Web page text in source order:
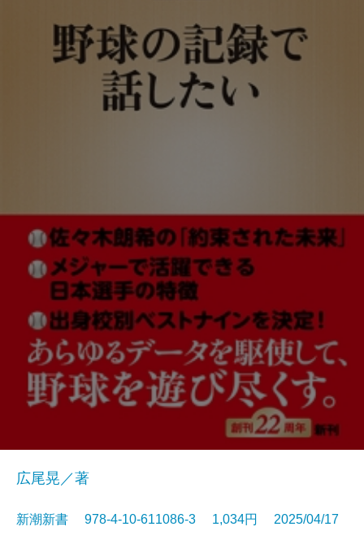
広尾晃／著
新潮新書 978-4-10-611086-3 1,034円 2025/04/17